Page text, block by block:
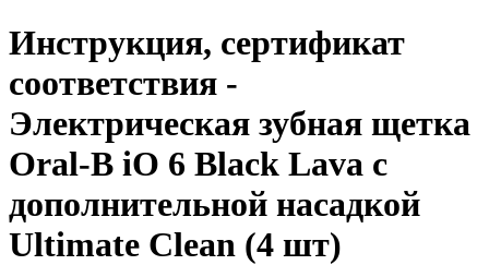
Инструкция, сертификат
соответствия -
Электрическая зубная щетка
Oral-B iO 6 Black Lava с
дополнительной насадкой
Ultimate Clean (4 шт)